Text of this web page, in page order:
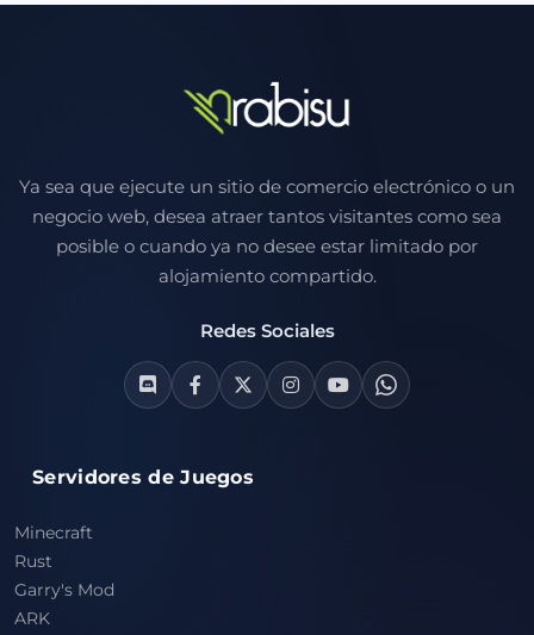
Ya sea que ejecute un sitio de comercio electrónico o un
negocio web, desea atraer tantos visitantes como sea
posible o cuando ya no desee estar limitado por
alojamiento compartido.
Redes Sociales
Servidores de Juegos
Minecraft
Rust
Garry's Mod
ARK